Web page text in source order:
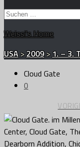
Suchen
Weissi's Home
USA>2009>1. – 3.
Cloud Gate
0